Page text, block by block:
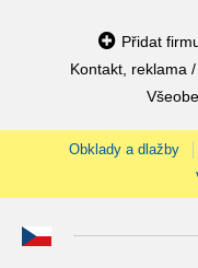
Přidat
Kontakt, reklama
Obklady a dlažby